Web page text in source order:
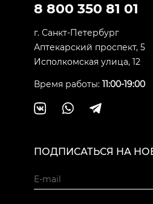
8 800 350 81 01
г. Санкт-Петербург
Аптекарский проспект, 5
Исполкомская улица, 12
Время работы: 11:00-19:00
ПОДПИСАТЬСЯ НА